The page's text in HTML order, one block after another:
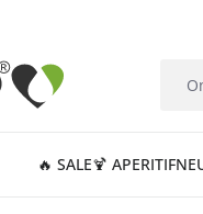
🔥 SALE🍹 APERITIF